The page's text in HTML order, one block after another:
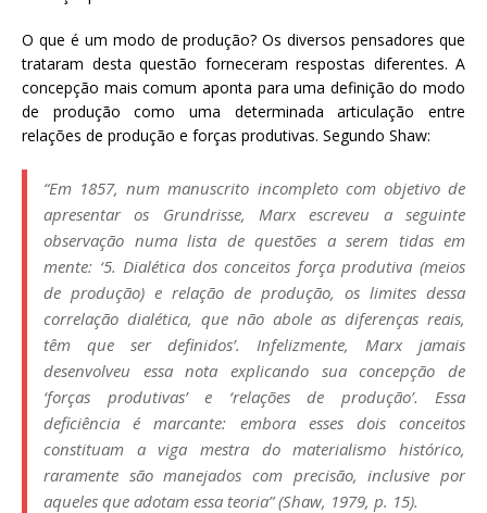
O que é um modo de produção? Os diversos pensadores que
trataram desta questão forneceram respostas diferentes. A
concepção mais comum aponta para uma definição do modo
de produção como uma determinada articulação entre
relações de produção e forças produtivas. Segundo Shaw:
“Em 1857, num manuscrito incompleto com objetivo de
apresentar os Grundrisse, Marx escreveu a seguinte
observação numa lista de questões a serem tidas em
mente: ‘5. Dialética dos conceitos força produtiva (meios
de produção) e relação de produção, os limites dessa
correlação dialética, que não abole as diferenças reais,
têm que ser definidos’. Infelizmente, Marx jamais
desenvolveu essa nota explicando sua concepção de
‘forças produtivas’ e ‘relações de produção’. Essa
deficiência é marcante: embora esses dois conceitos
constituam a viga mestra do materialismo histórico,
raramente são manejados com precisão, inclusive por
aqueles que adotam essa teoria” (Shaw, 1979, p. 15).